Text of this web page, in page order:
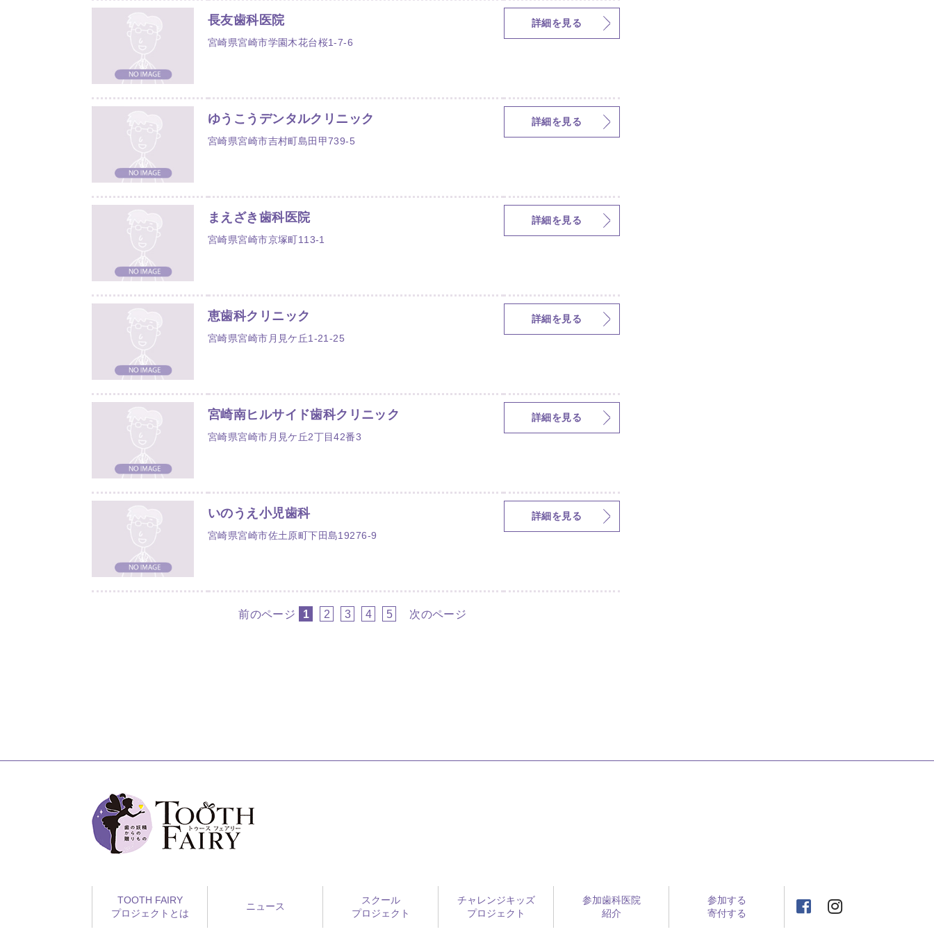
長友歯科医院
宮崎県宮崎市学園木花台桜1-7-6
詳細を見る
ゆうこうデンタルクリニック
宮崎県宮崎市吉村町島田甲739-5
詳細を見る
まえざき歯科医院
宮崎県宮崎市京塚町113-1
詳細を見る
恵歯科クリニック
宮崎県宮崎市月見ケ丘1-21-25
詳細を見る
宮崎南ヒルサイド歯科クリニック
宮崎県宮崎市月見ケ丘2丁目42番3
詳細を見る
いのうえ小児歯科
宮崎県宮崎市佐土原町下田島19276-9
詳細を見る
前のページ 1 2 3 4 5 次のページ
TOOTH FAIRY
プロジェクトとは
ニュース
スクール
プロジェクト
チャレンジキッズ
プロジェクト
参加歯科医院
紹介
参加する
寄付する